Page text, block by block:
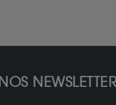
NOS